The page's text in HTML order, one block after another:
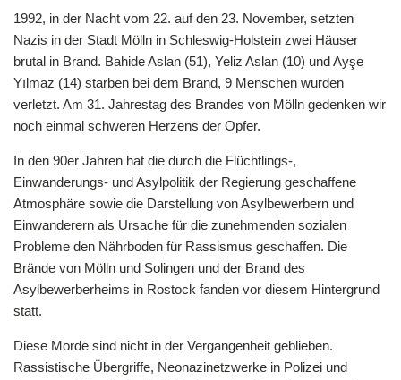
1992, in der Nacht vom 22. auf den 23. November, setzten
Nazis in der Stadt Mölln in Schleswig-Holstein zwei Häuser
brutal in Brand. Bahide Aslan (51), Yeliz Aslan (10) und Ayşe
Yılmaz (14) starben bei dem Brand, 9 Menschen wurden
verletzt. Am 31. Jahrestag des Brandes von Mölln gedenken wir
noch einmal schweren Herzens der Opfer.
In den 90er Jahren hat die durch die Flüchtlings-,
Einwanderungs- und Asylpolitik der Regierung geschaffene
Atmosphäre sowie die Darstellung von Asylbewerbern und
Einwanderern als Ursache für die zunehmenden sozialen
Probleme den Nährboden für Rassismus geschaffen. Die
Brände von Mölln und Solingen und der Brand des
Asylbewerberheims in Rostock fanden vor diesem Hintergrund
statt.
Diese Morde sind nicht in der Vergangenheit geblieben.
Rassistische Übergriffe, Neonazinetzwerke in Polizei und